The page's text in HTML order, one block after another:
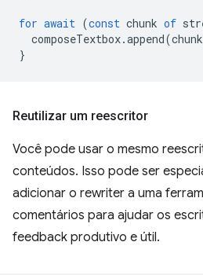
for await (const chunk of
composeTextbox.append(chunk
}
Reutilizar um reescritor
Você pode usar o mesmo
conteúdos. Isso pode ser
adicionar o rewriter a uma
comentários para ajudar os
feedback produtivo e útil.